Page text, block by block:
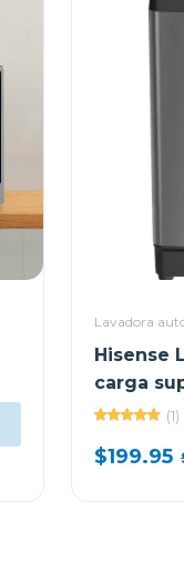
Lavadora
Hisense
carga
ciclos
(1)
$199.95